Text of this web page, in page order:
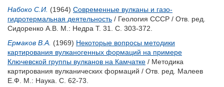
Набоко С.И. (1964) Современные вулканы и газо-
гидротермальная деятельность / Геология СССР / Отв. ред.
Сидоренко А.В. М.: Недра Т. 31. С. 303-372.
Ермаков В.А. (1969) Некоторые вопросы методики
картирования вулканогенных формаций на примере
Ключевской группы вулканов на Камчатке / Методика
картирования вулканических формаций / Отв. ред. Малеев
Е.Ф.
М.: Наука. С. 62-73.